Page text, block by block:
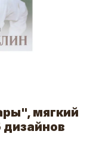
мягкий